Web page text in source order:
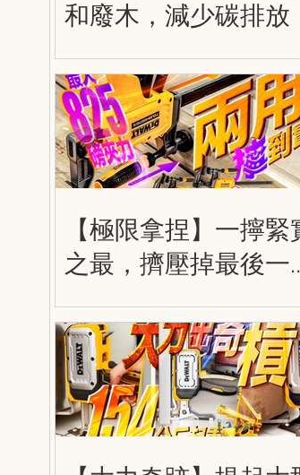
和廢木，減少碳排放
【極限拿捏】一擰緊
之最，擠壓掉最後一
空間！得偉兩用擰到
實，雙用式強力木夾
DWHT83600
DWHT83601